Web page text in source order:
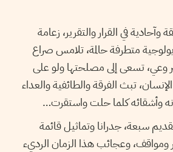
في القرار والتقرير، زعامة
متطرفة حالمة، تلامس صراع
وعي، تسعى إلى مصلحتها ولو على
تبث الفرقة والطائفية والعداء
وأشقائه كلما حلت واستقرت…
سبعة، جدرانا وتماثيل قائمة
وعجائب هذا الزمان الرديء